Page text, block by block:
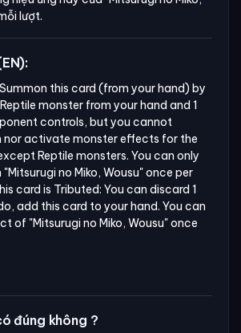
lượt.
this card (from your hand) by
monster from your hand and 1
controls, but you cannot
nor activate monster effects for the
Reptile monsters. You can only
no Miko, Wousu" once per
card is Tributed: You can discard 1
add this card to your hand. You can
of "Mitsurugi no Miko, Wousu" once
đúng không ?